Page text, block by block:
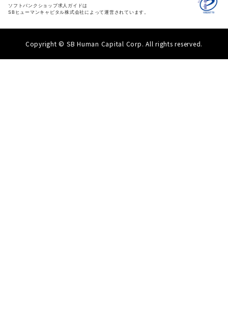
ソフトバンクショップ求人ガイドは
SBヒューマンキャピタル株式会社によって運営されています。
Copyright © SB Human Capital Corp. All rights reserved.